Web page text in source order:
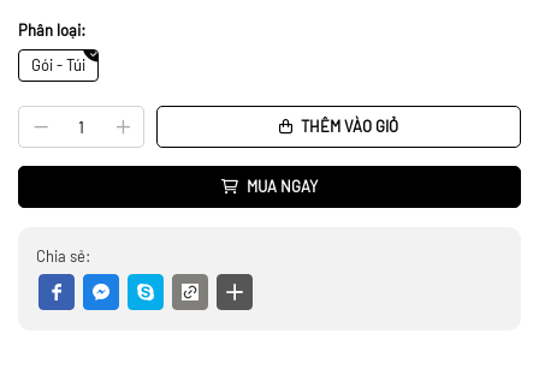
Phân loại:
Gói - Túi
THÊM VÀO GIỎ
MUA NGAY
Chia sẻ: